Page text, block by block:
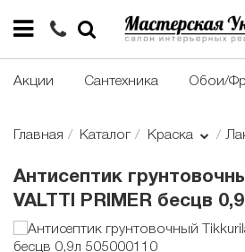
Акции Сантехника Обои/
Главная Каталог Краска
Антисептик
VALTTI PRIMER бесцв